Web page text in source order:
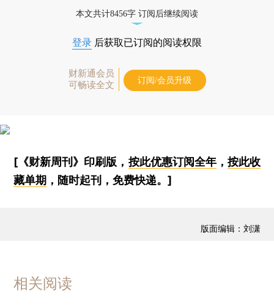
本文共计8456字 订阅后继续阅读
登录 后获取已订阅的阅读权限
财新通会员
可畅读全文
订阅/会员升级
[《财新周刊》印刷版， 按此优惠订阅全年， 按此收
藏单期 ，随时起刊，免费快递。]
版面编辑：刘潇
相关阅读